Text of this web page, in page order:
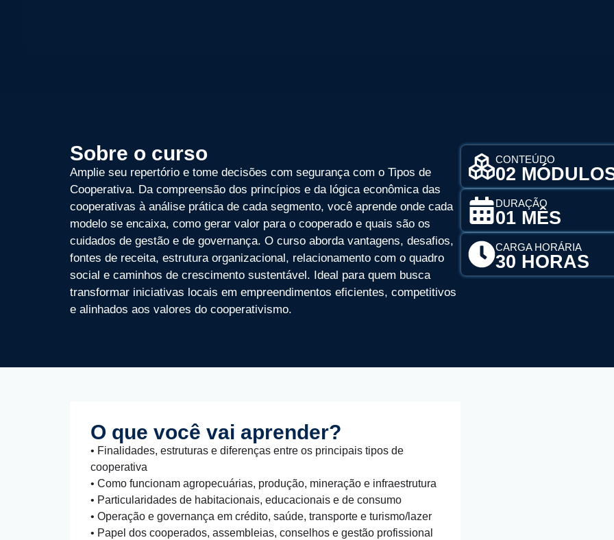
Sobre o curso
Amplie seu repertório e tome decisões com segurança com o Tipos de
Cooperativa. Da compreensão dos princípios e da lógica econômica das
cooperativas à análise prática de cada segmento, você aprende onde cada
modelo se encaixa, como gerar valor para o cooperado e quais são os
cuidados de gestão e de governança. O curso aborda vantagens, desafios,
fontes de receita, estrutura organizacional, relacionamento com o quadro
social e caminhos de crescimento sustentável. Ideal para quem busca
transformar iniciativas locais em empreendimentos eficientes, competitivos
e alinhados aos valores do cooperativismo.
CONTEÚDO
02
DURAÇÃO
01 MÊS
CARGA HORÁRIA
30 HORAS
O que você vai aprender?
• Finalidades, estruturas e diferenças entre os principais tipos de
cooperativa
• Como funcionam agropecuárias, produção, mineração e infraestrutura
• Particularidades de habitacionais, educacionais e de consumo
• Operação e governança em crédito, saúde, transporte e turismo/lazer
• Papel dos cooperados, assembleias, conselhos e gestão profissional